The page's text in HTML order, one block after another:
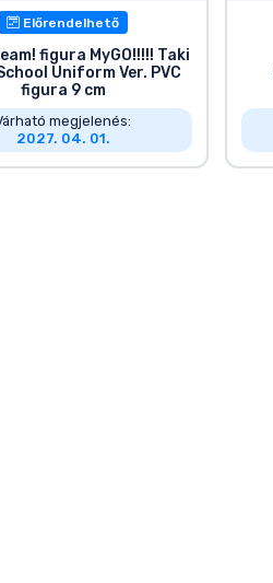
Előrendelhető
figura MyGO!!!!! Taki
Uniform Ver. PVC
figura 9 cm
megjelenés:
2027. 04. 01.